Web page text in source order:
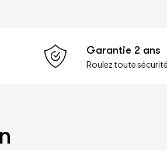
Garantie 2 ans
Roulez toute sécurité